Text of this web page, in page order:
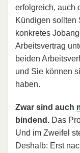
erfolgreich, auch
Kündigen sollten
konkretes
Arbeitsvertrag
beiden
und Sie können
haben.
Zwar sind auch
bindend. Das
Und im Zweifel
Deshalb: Erst